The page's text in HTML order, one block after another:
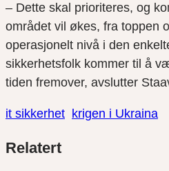
– Dette skal prioriteres, og
området vil økes, fra toppen
operasjonelt nivå i den
sikkerhetsfolk kommer til å
tiden fremover, avslutter
it sikkerhet krigen i Ukraina
link
på
på
Relatert